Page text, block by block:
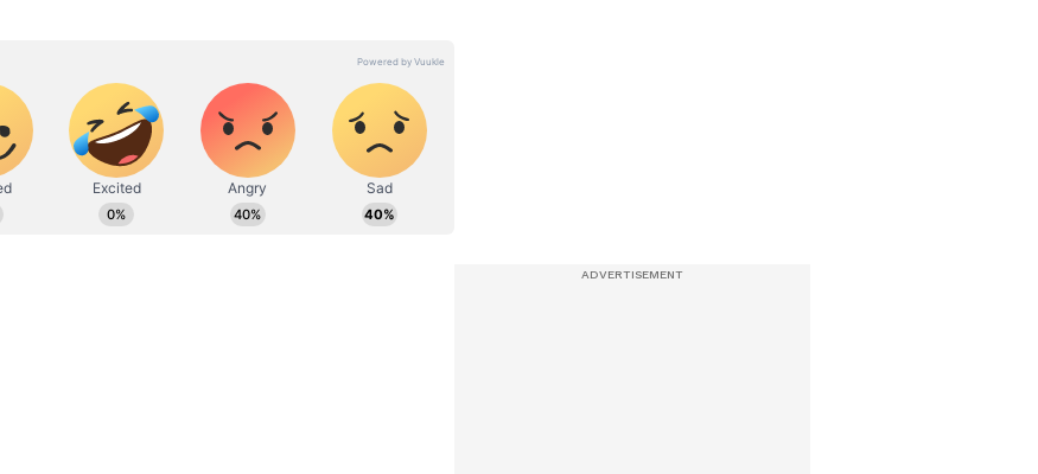
Gold Price: மோடி சொன்ன
மாதிரி தங்கம் வாங்காம
இருந்தா என்ன ஆகும்?
எத்தனை பேர் வாழ்க்கை
கேள்விக்குறியாகும்?